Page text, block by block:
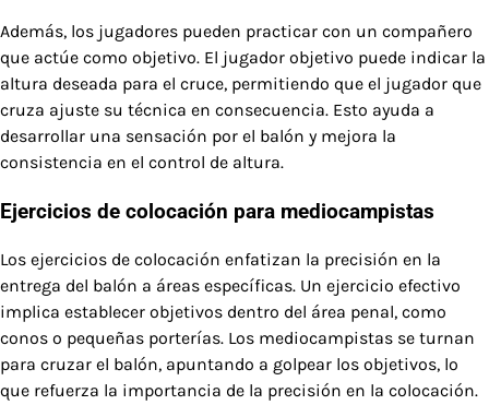
Además, los jugadores pueden practicar con un compañero
que actúe como objetivo. El jugador objetivo puede indicar la
altura deseada para el cruce, permitiendo que el jugador que
cruza ajuste su técnica en consecuencia. Esto ayuda a
desarrollar una sensación por el balón y mejora la
consistencia en el control de altura.
Ejercicios de colocación para mediocampistas
Los ejercicios de colocación enfatizan la precisión en la
entrega del balón a áreas específicas. Un ejercicio efectivo
implica establecer objetivos dentro del área penal, como
conos o pequeñas porterías. Los mediocampistas se turnan
para cruzar el balón, apuntando a golpear los objetivos, lo
que refuerza la importancia de la precisión en la colocación.